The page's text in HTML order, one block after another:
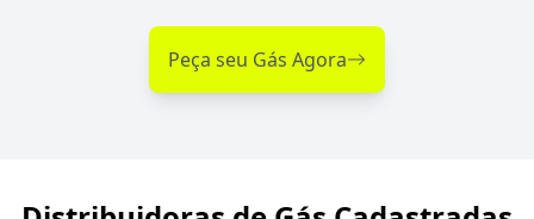
Peça seu Gás Agora